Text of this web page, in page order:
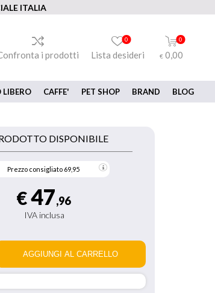
ITALIA
i prodotti Lista desideri
0 0
€ 0,00
LIBERO CAFFE' PET SHOP BRAND BLOG
DISPONIBILE
Prezzo consigliato 69,95
€47,96
IVA inclusa